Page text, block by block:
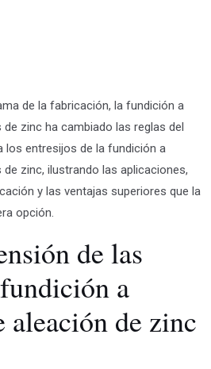
de la fabricación, la fundición a
zinc ha cambiado las reglas del
los entresijos de la fundición a
zinc, ilustrando las aplicaciones,
y las ventajas superiores que la
opción.
de las
a
aleación de zinc